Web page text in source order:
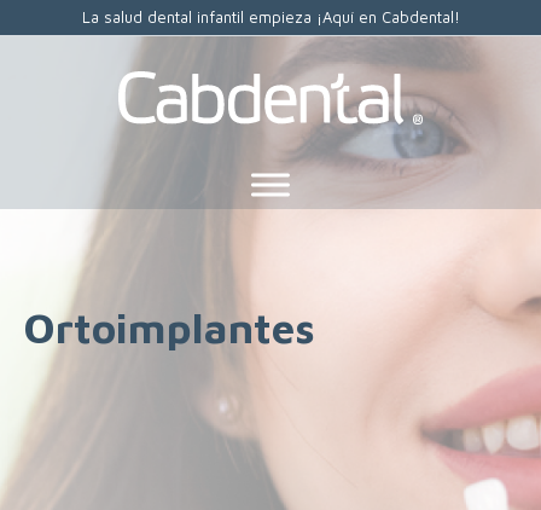
La salud dental infantil empieza ¡Aquí en Cabdental!
Ortoimplantes